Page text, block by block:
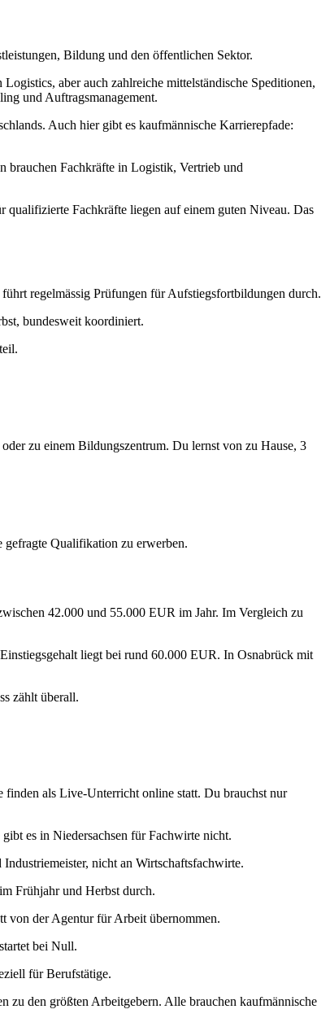
Bildung und den öffentlichen Sektor.
aber auch zahlreiche mittelständische Speditionen,
und Auftragsmanagement.
Auch hier gibt es kaufmännische Karrierepfade:
brauchen Fachkräfte in Logistik, Vertrieb und
Fachkräfte liegen auf einem guten Niveau. Das
regelmässig Prüfungen für Aufstiegsfortbildungen durch.
bundesweit koordiniert.
zu einem Bildungszentrum. Du lernst von zu Hause, 3
gefragte Qualifikation zu erwerben.
42.000 und 55.000 EUR im Jahr. Im Vergleich zu
liegt bei rund 60.000 EUR. In Osnabrück mit
zählt überall.
als Live-Unterricht online statt. Du brauchst nur
es in Niedersachsen für Fachwirte nicht.
nicht an Wirtschaftsfachwirte.
Frühjahr und Herbst durch.
von der Agentur für Arbeit übernommen.
bei Null.
für Berufstätige.
den größten Arbeitgebern. Alle brauchen kaufmännische